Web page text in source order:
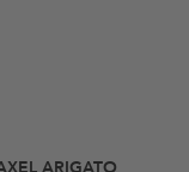
ARIGATO